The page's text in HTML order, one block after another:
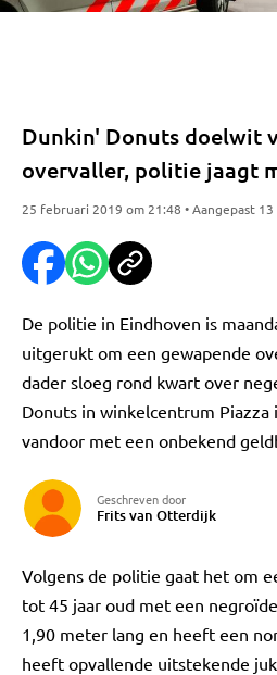
Dunkin' Donuts doelwit
overvaller, politie jaagt
25 februari 2019 om 21:48 • Aangepast
De politie in Eindhoven is
uitgerukt om een gewapende
dader sloeg rond kwart over
Donuts in winkelcentrum Piazza
vandoor met een onbekend
Geschreven door
Frits van Otterdijk
Volgens de politie gaat het om
tot 45 jaar oud met een
1,90 meter lang en heeft een
heeft opvallende uitstekende